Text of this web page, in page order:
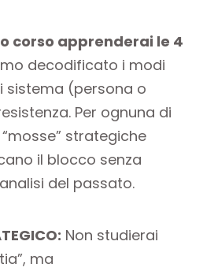
corso apprenderai le 4
decodificato i modi
sistema (persona o
Per ognuna di
strategiche
il blocco senza
del passato.
Non studierai
ma